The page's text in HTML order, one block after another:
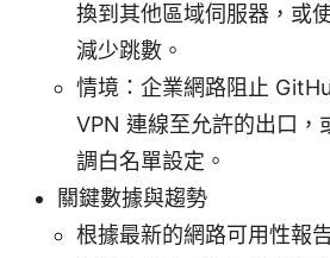
換到其他區域伺服器，或
減少跳數。
情境：企業網路阻止
VPN 連線至允許的出口，
調白名單設定。
關鍵數據與趨勢
根據最新的網路可用性報